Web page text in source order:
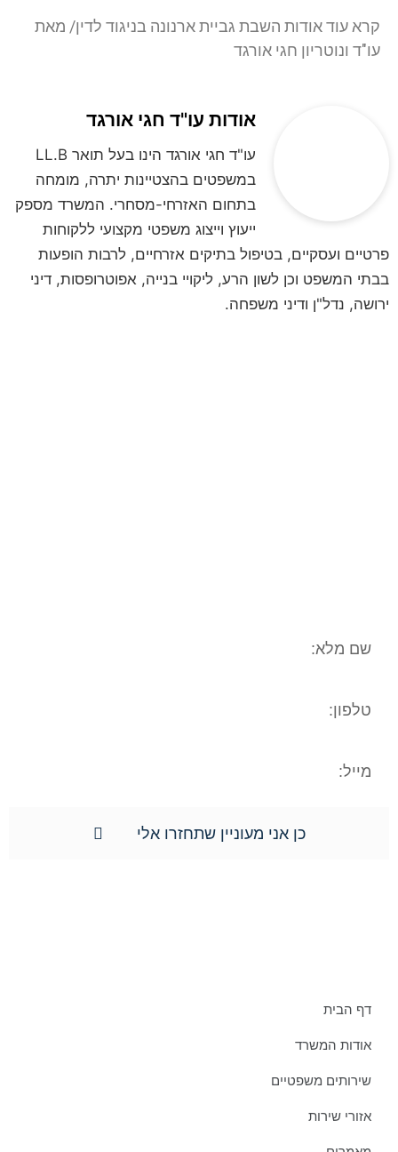
קרא עוד אודות השבת גביית ארנונה בניגוד לדין/ מאת
עו"ד ונוטריון חגי אורגד
אודות עו"ד חגי אורגד
עו"ד חגי אורגד הינו בעל תואר LL.B
במשפטים בהצטיינות יתרה, מומחה
בתחום האזרחי-מסחרי. המשרד מספק
ייעוץ וייצוג משפטי מקצועי ללקוחות
פרטיים ועסקיים, בטיפול בתיקים אזרחיים, לרבות הופעות
בבתי המשפט וכן לשון הרע, ליקויי בנייה, אפוטרופסות, דיני
ירושה, נדל"ן ודיני משפחה.
כן אני מעוניין שתחזרו אלי
דף הבית
אודות המשרד
שירותים משפטיים
אזורי שירות